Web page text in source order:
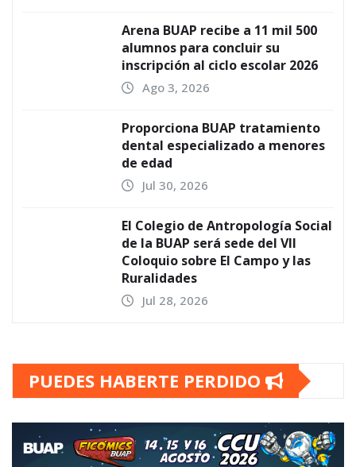
Arena BUAP recibe a 11 mil 500
alumnos para concluir su
inscripción al ciclo escolar 2026
Ago 3, 2026
Proporciona BUAP tratamiento
dental especializado a menores
de edad
Jul 30, 2026
El Colegio de Antropología Social
de la BUAP será sede del VII
Coloquio sobre El Campo y las
Ruralidades
Jul 28, 2026
PUEDES HABERTE PERDIDO